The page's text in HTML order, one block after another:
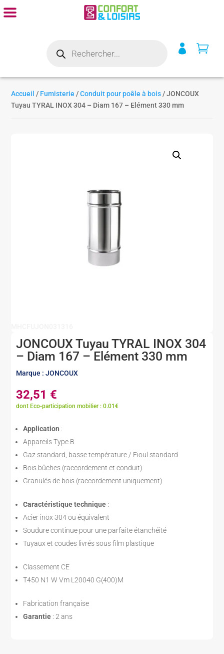
produits
 
Accueil / Fumisterie /Conduit pour poêle à bois / JONCOUX
Tuyau TYRAL INOX 304 – Diam 167 – Elément 330 mm
JONCOUX Tuyau TYRAL INOX 304
– Diam 167 – Elément 330 mm
Marque : JONCOUX
32,51 €
dont Eco-participation mobilier : 0.01€
Application :
Appareils Type B
Gaz standard, basse température / Fioul standard
Bois bûches (raccordement et conduit)
Granulés de bois (raccordement uniquement)
Caractéristique technique :
Acier inox 304 ou équivalent
Soudure continue pour une parfaite étanchéité
Tuyaux et coudes livrés sous film plastique
Classement CE
T450 N1 W Vm L20040 G(400)M
Fabrication française
Garantie : 2 ans